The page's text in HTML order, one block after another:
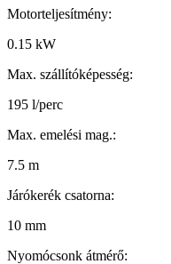
Motorteljesítmény:
0.15 kW
Max. szállítóképesség:
195 l/perc
Max. emelési mag.:
7.5 m
Járókerék csatorna:
10 mm
Nyomócsonk átmérő: